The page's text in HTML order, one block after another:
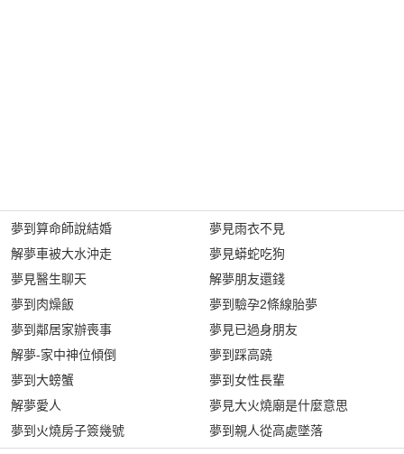
夢到算命師說結婚
解夢車被大水沖走
夢見醫生聊天
夢到肉燥飯
夢到鄰居家辦喪事
解夢-家中神位傾倒
夢到大螃蟹
解夢愛人
夢到火燒房子簽幾號
夢見雨衣不見
夢見蟒蛇吃狗
解夢朋友還錢
夢到驗孕2條線胎夢
夢見已過身朋友
夢到踩高蹺
夢到女性長輩
夢見大火燒廟是什麼意思
夢到親人從高處墜落